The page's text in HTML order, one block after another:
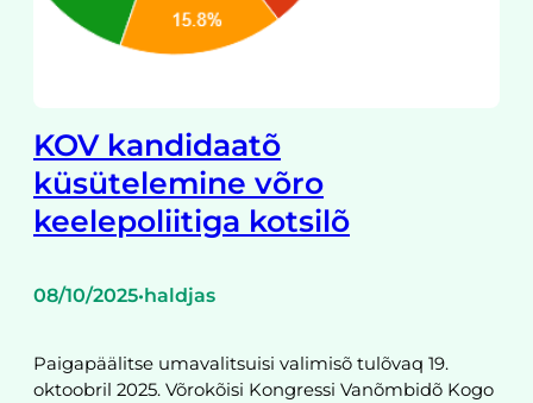
KOV kandidaatõ
küsütelemine võro
keelepoliitiga kotsilõ
08/10/2025•haldjas
Paigapäälitse umavalitsuisi valimisõ tulõvaq 19.
oktoobril 2025. Võrokõisi Kongressi Vanõmbidõ Kogo